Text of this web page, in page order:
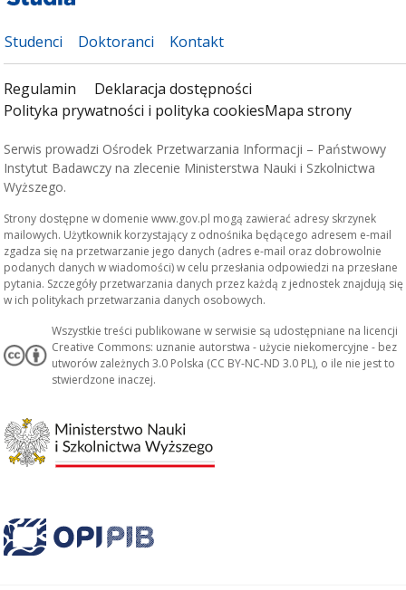
Studenci Doktoranci Kontakt
Regulamin
Deklaracja dostępności
Polityka prywatności i polityka cookiesMapa strony
Serwis prowadzi Ośrodek Przetwarzania Informacji – Państwowy
Instytut Badawczy na zlecenie Ministerstwa Nauki i Szkolnictwa
Wyższego.
Strony dostępne w domenie www.gov.pl mogą zawierać adresy skrzynek
mailowych. Użytkownik korzystający z odnośnika będącego adresem e-mail
zgadza się na przetwarzanie jego danych (adres e-mail oraz dobrowolnie
podanych danych w wiadomości) w celu przesłania odpowiedzi na przesłane
pytania. Szczegóły przetwarzania danych przez każdą z jednostek znajdują się
w ich politykach przetwarzania danych osobowych.
Wszystkie treści publikowane w serwisie są udostępniane na licencji
Creative Commons: uznanie autorstwa - użycie niekomercyjne - bez
utworów zależnych 3.0 Polska (CC BY-NC-ND 3.0 PL), o ile nie jest to
stwierdzone inaczej.